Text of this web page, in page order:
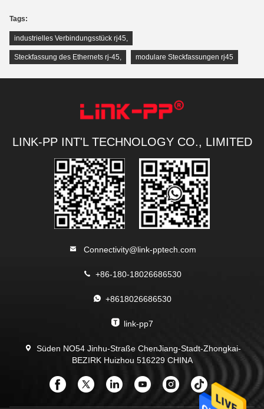
Tags:
industrielles Verbindungsstück rj45,
Steckfassung des Ethernets rj-45, modulare Steckfassungen rj45
LINK-PP INT'L TECHNOLOGY CO., LIMITED
Connectivity@link-pptech.com
+86-180-18026686530
+8618026686530
link-pp7
Süden NO54 Jinhu-Straße ChenJiang-Stadt-Zhongkai-
BEZIRK Huizhou 516229 CHINA